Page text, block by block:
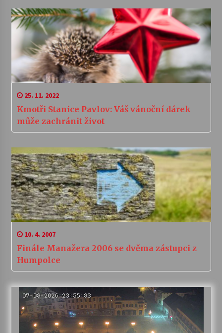
25. 11. 2022
Kmotři Stanice Pavlov: Váš vánoční dárek
může zachránit život
10. 4. 2007
Finále Manažera 2006 se dvěma zástupci z
Humpolce